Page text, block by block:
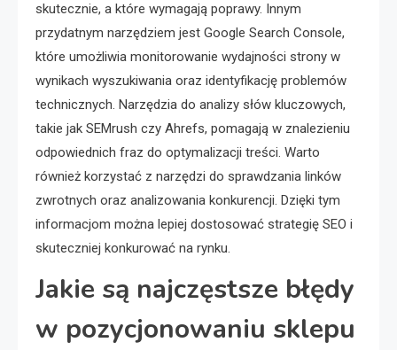
skutecznie, a które wymagają poprawy. Innym
przydatnym narzędziem jest Google Search Console,
które umożliwia monitorowanie wydajności strony w
wynikach wyszukiwania oraz identyfikację problemów
technicznych. Narzędzia do analizy słów kluczowych,
takie jak SEMrush czy Ahrefs, pomagają w znalezieniu
odpowiednich fraz do optymalizacji treści. Warto
również korzystać z narzędzi do sprawdzania linków
zwrotnych oraz analizowania konkurencji. Dzięki tym
informacjom można lepiej dostosować strategię SEO i
skuteczniej konkurować na rynku.
Jakie są najczęstsze błędy
w pozycjonowaniu sklepu